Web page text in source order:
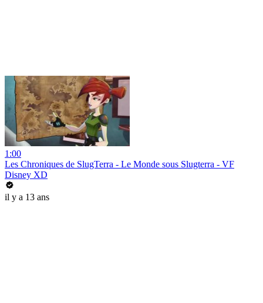
1:00
Les Chroniques de SlugTerra - Le Monde sous Slugterra - VF
Disney XD
il y a 13 ans